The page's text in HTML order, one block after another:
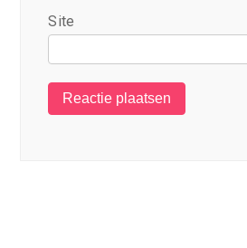
Site